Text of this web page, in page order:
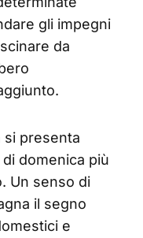
gli impegni
da
si presenta
domenica più
Un senso di
il segno
e